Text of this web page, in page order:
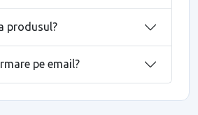
produsul?
pe email?